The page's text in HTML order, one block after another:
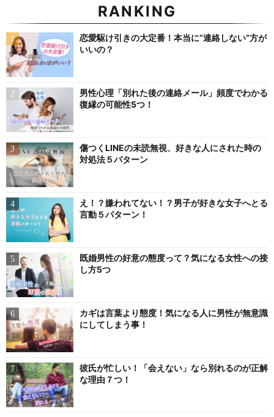
RANKING
恋愛駆け引きの大定番！本当に”連絡しない”方が
いいの？
男性心理「別れた後の連絡メール」頻度でわかる
復縁の可能性5つ！
傷つくLINEの未読無視、好きな人にされた時の
対処法５パターン
え！？嫌われてない！？男子が好きな女子へとる
言動５パターン！
既婚男性の好意の態度って？気になる女性への接
し方5つ
カギは言葉より態度！気になる人に男性が無意識
にしてしまう事！
彼氏が忙しい！「会えない」なら別れるのが正解
な理由７つ！